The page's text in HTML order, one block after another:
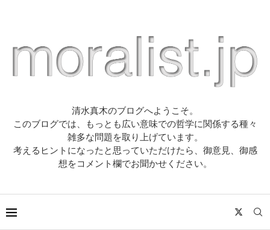
清水真木のブログへようこそ。
このブログでは、もっとも広い意味での哲学に関係する種々
雑多な問題を取り上げています。
考えるヒントになったと思っていただけたら、御意見、御感
想をコメント欄でお聞かせください。